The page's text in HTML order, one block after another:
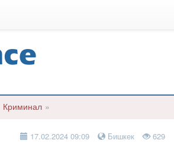
Криминал »
17.02.2024 09:09 Бишкек 629